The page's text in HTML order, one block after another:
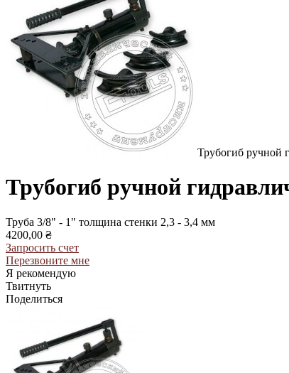
Трубогиб ручной
Трубогиб ручной
Труба 3/8" - 1" толщина стенки 2,3 - 3,4 мм
4200,00 ₴
Запросить счет
Перезвоните мне
Я рекомендую
Твитнуть
Поделиться